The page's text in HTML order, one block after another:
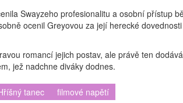
Swayzeho profesionalitu a osobní přístup
ocenil Greyovou za její herecké
romancí jejich postav, ale právě ten
jež nadchne diváky dodnes.
tanec filmové napětí